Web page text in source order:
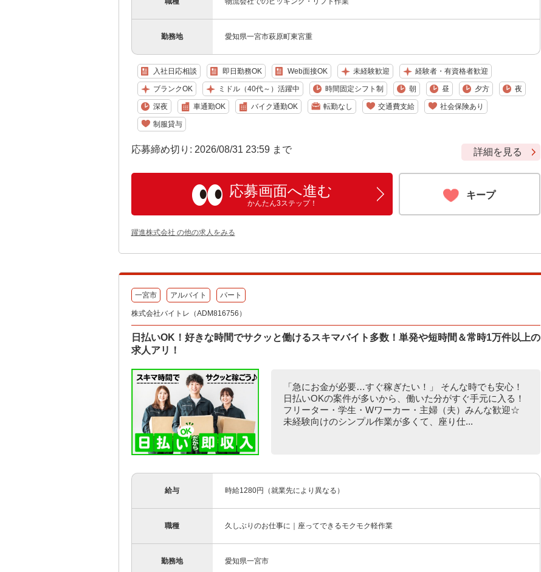
勤務地 愛知県一宮市萩原町東宮重
入社日応相談 即日勤務OK Web面接OK 未経験歓迎 経験者・有資格者歓迎
ブランクOK ミドル（40代～）活躍中 時間固定シフト制 朝 昼 夕方 夜
深夜 車通勤OK バイク通勤OK 転勤なし 交通費支給 社会保険あり
制服貸与
応募締め切り: 2026/08/31 23:59 まで 詳細を見る
応募画面へ進む
かんたん3ステップ！
キープ
躍進株式会社 の他の求人をみる
一宮市 アルバイト パート
株式会社バイトレ（ADM816756）
日払いOK！好きな時間でサクッと働けるスキマバイト多数！単発や短時間＆常時1万件以上の
求人アリ！
「急にお金が必要…すぐ稼ぎたい！」 そんな時でも安心！
日払いOKの案件が多いから、働いた分がすぐ手元に入る！
フリーター・学生・Wワーカー・主婦（夫）みんな歓迎☆
未経験向けのシンプル作業が多くて、座り仕...
給与 時給1280円（就業先により異なる）
職種 久しぶりのお仕事に｜座ってできるモクモク軽作業
勤務地 愛知県一宮市